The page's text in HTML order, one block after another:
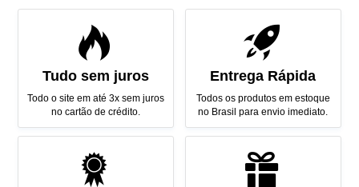
Tudo sem juros
Todo o site em até 3x sem juros
no cartão de crédito.
Entrega Rápida
Todos os produtos em estoque
no Brasil para envio imediato.